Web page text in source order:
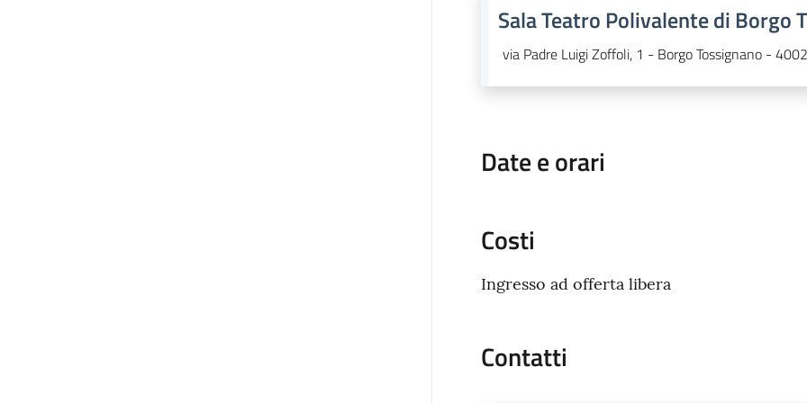
Sala Teatro Polivalente di Borgo
via Padre Luigi Zoffoli, 1 - Borgo Tossignano -
Date e orari
Costi
Ingresso ad offerta libera
Contatti